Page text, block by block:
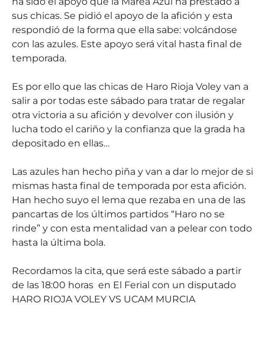
sus chicas. Se pidió el apoyo de la afición y esta
respondió de la forma que ella sabe: volcándose
con las azules. Este apoyo será vital hasta final de
temporada.
Es por ello que las chicas de Haro Rioja Voley van a
salir a por todas este sábado para tratar de regalar
otra victoria a su afición y devolver con ilusión y
lucha todo el cariño y la confianza que la grada ha
depositado en ellas…
Las azules han hecho piña y van a dar lo mejor de si
mismas hasta final de temporada por esta afición.
Han hecho suyo el lema que rezaba en una de las
pancartas de los últimos partidos “Haro no se
rinde” y con esta mentalidad van a pelear con todo
hasta la última bola.
Recordamos la cita, que será este sábado a partir
de las 18:00 horas en El Ferial con un disputado
HARO RIOJA VOLEY VS UCAM MURCIA